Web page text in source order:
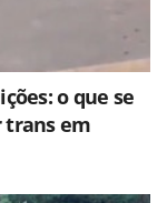
o que se
trans em